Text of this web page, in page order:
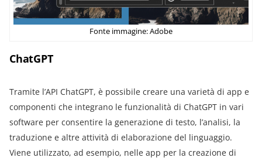
Fonte immagine: Adobe
ChatGPT
Tramite l’API ChatGPT, è possibile creare una varietà di app e
componenti che integrano le funzionalità di ChatGPT in vari
software per consentire la generazione di testo, l’analisi, la
traduzione e altre attività di elaborazione del linguaggio.
Viene utilizzato, ad esempio, nelle app per la creazione di